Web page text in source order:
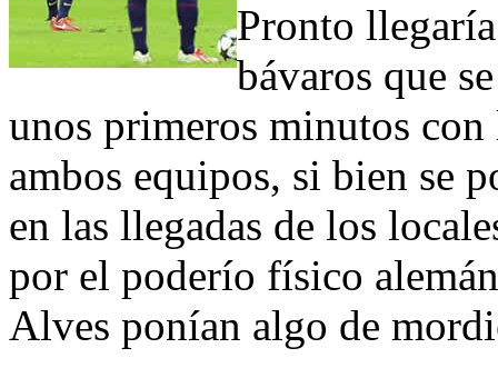
Pronto
bávaros que
unos primeros minutos
ambos equipos, si bien se
en las llegadas de los
por el poderío físico
Alves ponían algo de